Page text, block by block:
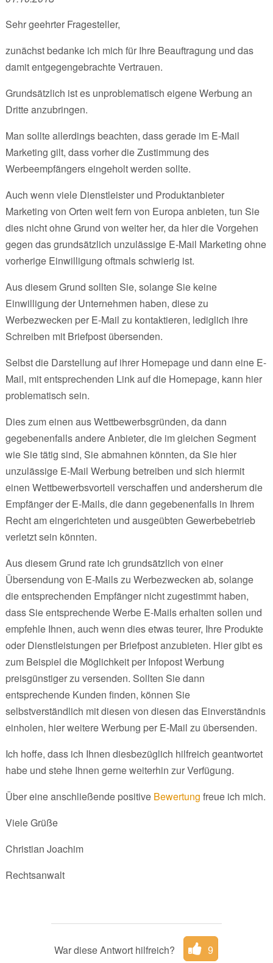
Sehr geehrter Fragesteller,
zunächst bedanke ich mich für Ihre Beauftragung und das
damit entgegengebrachte Vertrauen.
Grundsätzlich ist es unproblematisch eigene Werbung an
Dritte anzubringen.
Man sollte allerdings beachten, dass gerade im E-Mail
Marketing gilt, dass vorher die Zustimmung des
Werbeempfängers eingeholt werden sollte.
Auch wenn viele Dienstleister und Produktanbieter
Marketing von Orten weit fern von Europa anbieten, tun Sie
dies nicht ohne Grund von weiter her, da hier die Vorgehen
gegen das grundsätzlich unzulässige E-Mail Marketing ohne
vorherige Einwilligung oftmals schwierig ist.
Aus diesem Grund sollten Sie, solange Sie keine
Einwilligung der Unternehmen haben, diese zu
Werbezwecken per E-Mail zu kontaktieren, lediglich ihre
Schreiben mit Briefpost übersenden.
Selbst die Darstellung auf ihrer Homepage und dann eine E-
Mail, mit entsprechenden Link auf die Homepage, kann hier
problematisch sein.
Dies zum einen aus Wettbewerbsgründen, da dann
gegebenenfalls andere Anbieter, die im gleichen Segment
wie Sie tätig sind, Sie abmahnen könnten, da Sie hier
unzulässige E-Mail Werbung betreiben und sich hiermit
einen Wettbewerbsvorteil verschaffen und andersherum die
Empfänger der E-Mails, die dann gegebenenfalls in Ihrem
Recht am eingerichteten und ausgeübten Gewerbebetrieb
verletzt sein könnten.
Aus diesem Grund rate ich grundsätzlich von einer
Übersendung von E-Mails zu Werbezwecken ab, solange
die entsprechenden Empfänger nicht zugestimmt haben,
dass Sie entsprechende Werbe E-Mails erhalten sollen und
empfehle Ihnen, auch wenn dies etwas teurer, Ihre Produkte
oder Dienstleistungen per Briefpost anzubieten. Hier gibt es
zum Beispiel die Möglichkeit per Infopost Werbung
preisgünstiger zu versenden. Sollten Sie dann
entsprechende Kunden finden, können Sie
selbstverständlich mit diesen von diesen das Einverständnis
einholen, hier weitere Werbung per E-Mail zu übersenden.
Ich hoffe, dass ich Ihnen diesbezüglich hilfreich geantwortet
habe und stehe Ihnen gerne weiterhin zur Verfügung.
Über eine anschließende positive Bewertung freue ich mich.
Viele Grüße
Christian Joachim
Rechtsanwalt
War diese Antwort hilfreich? 9